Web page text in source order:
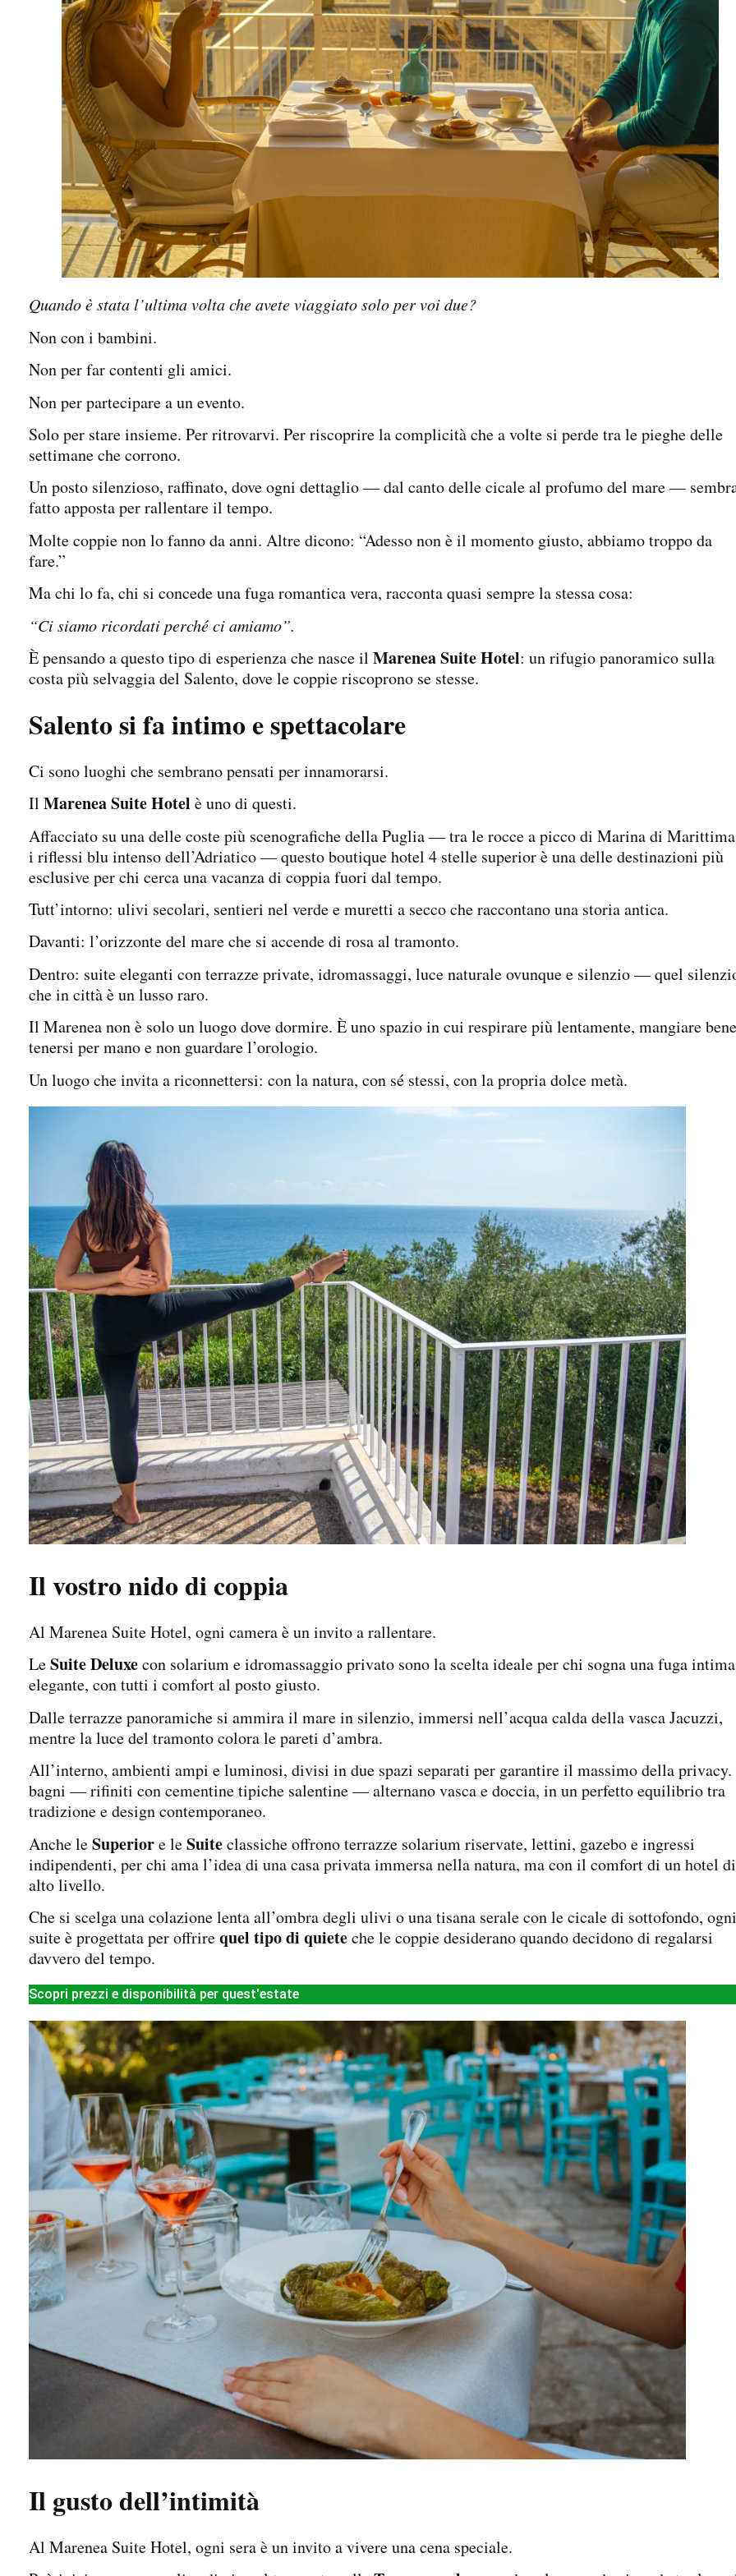
Quando è stata l’ultima volta che avete viaggiato solo per voi due?
Non con i bambini.
Non per far contenti gli amici.
Non per partecipare a un evento.
Solo per stare insieme. Per ritrovarvi. Per riscoprire la complicità che a volte si perde tra le pieghe delle
settimane che corrono.
Un posto silenzioso, raffinato, dove ogni dettaglio — dal canto delle cicale al profumo del mare —
fatto apposta per rallentare il tempo.
Molte coppie non lo fanno da anni. Altre dicono: “Adesso non è il momento giusto, abbiamo troppo da
fare.”
Ma chi lo fa, chi si concede una fuga romantica vera, racconta quasi sempre la stessa cosa:
“Ci siamo ricordati perché ci amiamo”.
È pensando a questo tipo di esperienza che nasce il Marenea Suite Hotel: un rifugio panoramico sulla
costa più selvaggia del Salento, dove le coppie riscoprono se stesse.
Salento si fa intimo e spettacolare
Ci sono luoghi che sembrano pensati per innamorarsi.
Il Marenea Suite Hotel è uno di questi.
Affacciato su una delle coste più scenografiche della Puglia — tra le rocce a picco di Marina di
i riflessi blu intenso dell’Adriatico — questo boutique hotel 4 stelle superior è una delle destinazioni più
esclusive per chi cerca una vacanza di coppia fuori dal tempo.
Tutt’intorno: ulivi secolari, sentieri nel verde e muretti a secco che raccontano una storia antica.
Davanti: l’orizzonte del mare che si accende di rosa al tramonto.
Dentro: suite eleganti con terrazze private, idromassaggi, luce naturale ovunque e silenzio — quel
che in città è un lusso raro.
Il Marenea non è solo un luogo dove dormire. È uno spazio in cui respirare più lentamente, mangiare
tenersi per mano e non guardare l’orologio.
Un luogo che invita a riconnettersi: con la natura, con sé stessi, con la propria dolce metà.
Il vostro nido di coppia
Al Marenea Suite Hotel, ogni camera è un invito a rallentare.
LeSuite Deluxecon solarium e idromassaggio privato sono la scelta ideale per chi sogna una fuga
elegante, con tutti i comfort al posto giusto.
Dalle terrazze panoramiche si ammira il mare in silenzio, immersi nell’acqua calda della vasca Jacuzzi,
mentre la luce del tramonto colora le pareti d’ambra.
All’interno, ambienti ampi e luminosi, divisi in due spazi separati per garantire il massimo della
bagni — rifiniti con cementine tipiche salentine — alternano vasca e doccia, in un perfetto equilibrio tra
tradizione e design contemporaneo.
Anche leSuperiore leSuiteclassiche offrono terrazze solarium riservate, lettini, gazebo e ingressi
indipendenti, per chi ama l’idea di una casa privata immersa nella natura, ma con il comfort di un hotel di
alto livello.
Che si scelga una colazione lenta all’ombra degli ulivi o una tisana serale con le cicale di sottofondo, ogni
suite è progettata per offrirequel tipo di quieteche le coppie desiderano quando decidono di regalarsi
davvero del tempo.
Scopri prezzi e disponibilità per quest'estate
Il gusto dell’intimità
Al Marenea Suite Hotel, ogni sera è un invito a vivere una cena speciale.